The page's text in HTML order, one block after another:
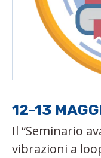
12-13
Il “Seminario
vibrazioni a